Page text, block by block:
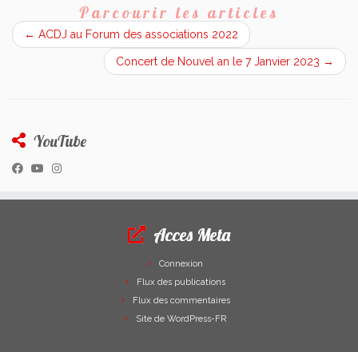
Parcourir les articles
← ACDJ au Forum des associations 2022
Concert de Nouvel an le 7 Janvier 2023 →
YouTube
Acces Meta
Connexion
Flux des publications
Flux des commentaires
Site de WordPress-FR